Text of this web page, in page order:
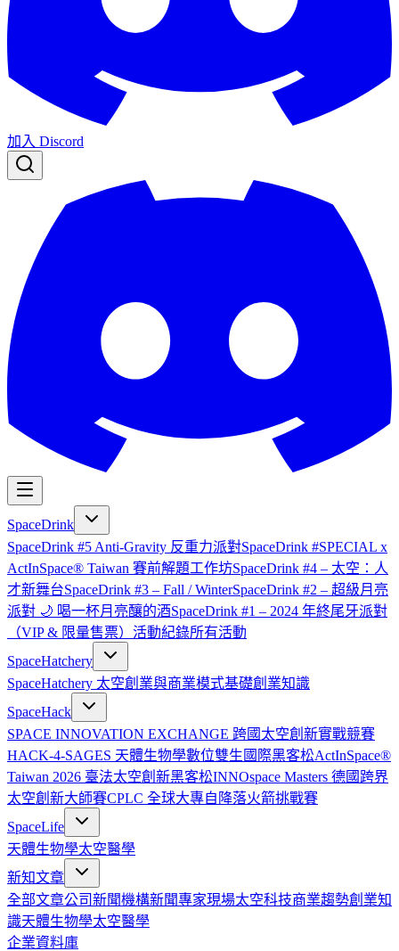
加入 Discord
SpaceDrink
SpaceDrink #5 Anti-Gravity 反重力派對SpaceDrink #SPECIAL x
ActInSpace® Taiwan 賽前解題工作坊SpaceDrink #4 – 太空：人
才新舞台SpaceDrink #3 – Fall / WinterSpaceDrink #2 – 超級月亮
派對 🌙 喝一杯月亮釀的酒SpaceDrink #1 – 2024 年終尾牙派對
（VIP & 限量售票） 活動紀錄所有活動
SpaceHatchery
SpaceHatchery 太空創業與商業模式基礎創業知識
SpaceHack
SPACE INNOVATION EXCHANGE 跨國太空創新實戰競賽
HACK-4-SAGES 天體生物學數位雙生國際黑客松ActInSpace®
Taiwan 2026 臺法太空創新黑客松INNOspace Masters 德國跨界
太空創新大師賽CPLC 全球大專自降落火箭挑戰賽
SpaceLife
天體生物學太空醫學
新知文章
全部文章公司新聞機構新聞專家現場太空科技商業趨勢創業知
識天體生物學太空醫學
企業資料庫